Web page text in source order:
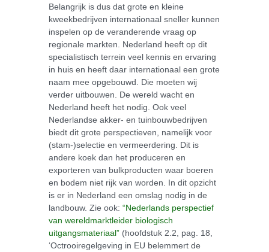
Belangrijk is dus dat grote en kleine
kweekbedrijven internationaal sneller kunnen
inspelen op de veranderende vraag op
regionale markten. Nederland heeft op dit
specialistisch terrein veel kennis en ervaring
in huis en heeft daar internationaal een grote
naam mee opgebouwd. Die moeten wij
verder uitbouwen. De wereld wacht en
Nederland heeft het nodig. Ook veel
Nederlandse akker- en tuinbouwbedrijven
biedt dit grote perspectieven, namelijk voor
(stam-)selectie en vermeerdering. Dit is
andere koek dan het produceren en
exporteren van bulkproducten waar boeren
en bodem niet rijk van worden. In dit opzicht
is er in Nederland een omslag nodig in de
landbouw. Zie ook:“Nederlands perspectief
van wereldmarktleider biologisch
uitgangsmateriaal” (hoofdstuk 2.2, pag. 18,
‘Octrooiregelgeving in EU belemmert de